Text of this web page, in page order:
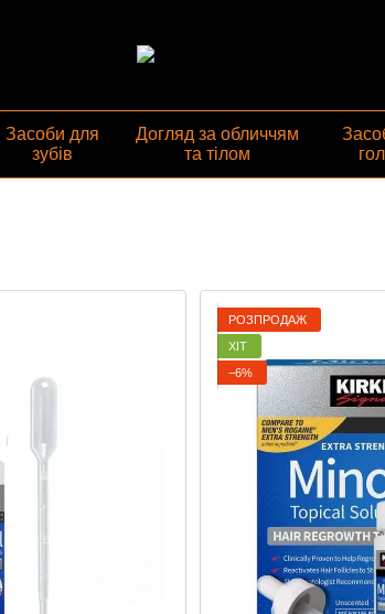
Засоби для
зубів
Догляд за обличчям
та тілом
РОЗПРОДАЖ
ХІТ
−6%